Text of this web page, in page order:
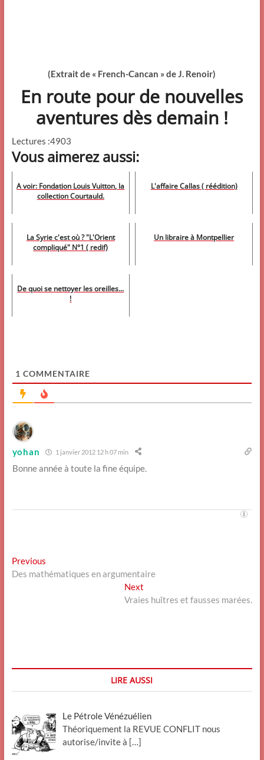
(Extrait de « French-Cancan » de J. Renoir)
En route pour de nouvelles
aventures dès demain !
Lectures :4903
Vous aimerez aussi:
A voir: Fondation Louis Vuitton, la
collection Courtauld.
L'affaire Callas ( réédition)
La Syrie c'est où ? "L'Orient
compliqué" N°1 ( redif)
Un libraire à Montpellier
De quoi se nettoyer les oreilles...
!
1 COMMENTAIRE
yohan 1 janvier 2012 12 h 07 min
Bonne année à toute la fine équipe.
Navigation
de
PreviousPrevious
post:
Des mathématiques en argumentaire
Next
post:
Vraies huîtres et fausses marées.
LIRE AUSSI
Le Pétrole Vénézuélien
Théoriquement la REVUE CONFLIT nous
autorise/invite à […]